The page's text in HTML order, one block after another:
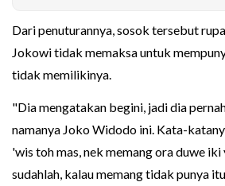
Dari penuturannya, sosok tersebut
Jokowi tidak memaksa untuk
tidak memilikinya.
"Dia mengatakan begini, jadi dia
namanya Joko Widodo ini. Kata-
'wis toh mas, nek memang ora duwe iki
sudahlah, kalau memang tidak punya